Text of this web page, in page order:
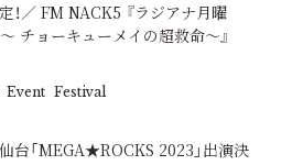
！／ FM NACK5 『ラジアナ月曜
チョーキューメイの超救命〜』
Event Festival
仙台「MEGA★ROCKS 2023」出演決